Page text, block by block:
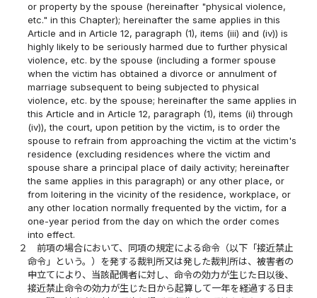
or property by the spouse (hereinafter "physical violence,
etc." in this Chapter); hereinafter the same applies in this
Article and in Article 12, paragraph (1), items (iii) and (iv)) is
highly likely to be seriously harmed due to further physical
violence, etc. by the spouse (including a former spouse
when the victim has obtained a divorce or annulment of
marriage subsequent to being subjected to physical
violence, etc. by the spouse; hereinafter the same applies in
this Article and in Article 12, paragraph (1), items (ii) through
(iv)), the court, upon petition by the victim, is to order the
spouse to refrain from approaching the victim at the victim's
residence (excluding residences where the victim and
spouse share a principal place of daily activity; hereinafter
the same applies in this paragraph) or any other place, or
from loitering in the vicinity of the residence, workplace, or
any other location normally frequented by the victim, for a
one-year period from the day on which the order comes
into effect.
２
前項の場合において、同項の規定による命令（以下「接近禁止
命令」という。）を発する裁判所又は発した裁判所は、被害者の
申立てにより、当該配偶者に対し、命令の効力が生じた日以後、
接近禁止命令の効力が生じた日から起算して一年を経過する日ま